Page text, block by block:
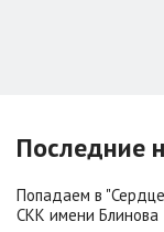
Последние
Попадаем в
СКК имени Блинова